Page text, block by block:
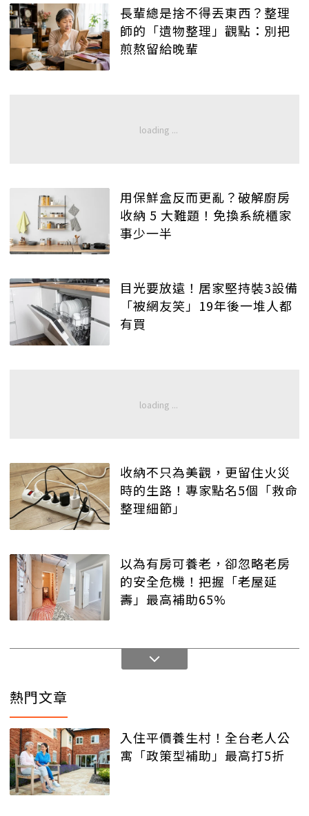
長輩總是捨不得丟東西？整理
師的「遺物整理」觀點：別把
煎熬留給晚輩
用保鮮盒反而更亂？破解廚房
收納 5 大難題！免換系統櫃家
事少一半
目光要放遠！居家堅持裝3設備
「被網友笑」19年後一堆人都
有買
收納不只為美觀，更留住火災
時的生路！專家點名5個「救命
整理細節」
以為有房可養老，卻忽略老房
的安全危機！把握「老屋延
壽」最高補助65%
熱門文章
入住平價養生村！全台老人公
寓「政策型補助」最高打5折